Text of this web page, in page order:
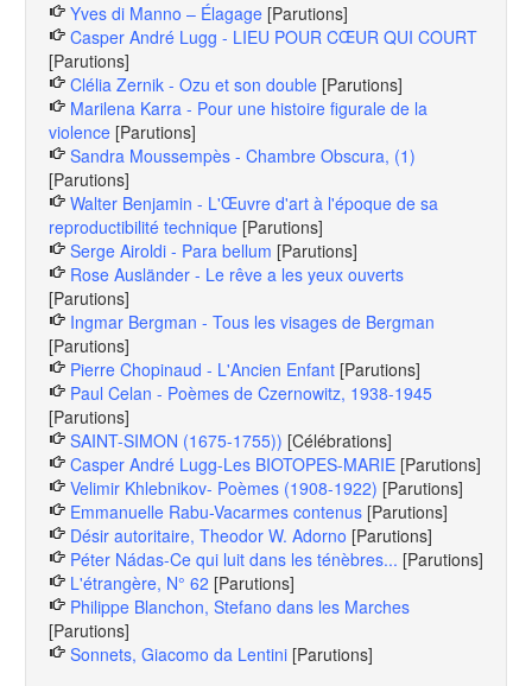
Yves di Manno – Élagage [Parutions]
Casper André Lugg - LIEU POUR CŒUR QUI COURT
[Parutions]
Clélia Zernik - Ozu et son double [Parutions]
Marilena Karra - Pour une histoire figurale de la
violence [Parutions]
Sandra Moussempès - Chambre Obscura, (1)
[Parutions]
Walter Benjamin - L'Œuvre d'art à l'époque de sa
reproductibilité technique [Parutions]
Serge Airoldi - Para bellum [Parutions]
Rose Ausländer - Le rêve a les yeux ouverts
[Parutions]
Ingmar Bergman - Tous les visages de Bergman
[Parutions]
Pierre Chopinaud - L'Ancien Enfant [Parutions]
Paul Celan - Poèmes de Czernowitz, 1938-1945
[Parutions]
SAINT-SIMON (1675-1755)) [Célébrations]
Casper André Lugg-Les BIOTOPES-MARIE [Parutions]
Velimir Khlebnikov- Poèmes (1908-1922) [Parutions]
Emmanuelle Rabu-Vacarmes contenus [Parutions]
Désir autoritaire, Theodor W. Adorno [Parutions]
Péter Nádas-Ce qui luit dans les ténèbres... [Parutions]
L'étrangère, N° 62 [Parutions]
Philippe Blanchon, Stefano dans les Marches
[Parutions]
Sonnets, Giacomo da Lentini [Parutions]